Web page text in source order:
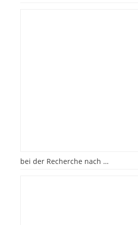
bei der Recherche nach …